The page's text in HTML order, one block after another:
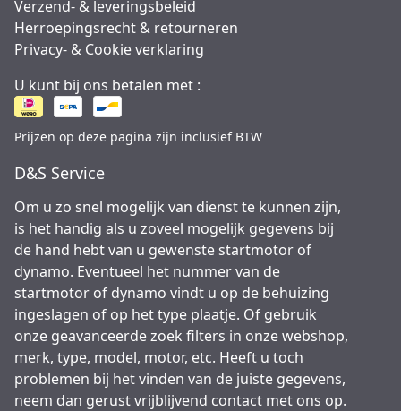
Verzend- & leveringsbeleid
Herroepingsrecht & retourneren
Privacy- & Cookie verklaring
U kunt bij ons betalen met :
Prijzen op deze pagina zijn inclusief BTW
D&S Service
Om u zo snel mogelijk van dienst te kunnen zijn,
is het handig als u zoveel mogelijk gegevens bij
de hand hebt van u gewenste startmotor of
dynamo. Eventueel het nummer van de
startmotor of dynamo vindt u op de behuizing
ingeslagen of op het type plaatje. Of gebruik
onze geavanceerde zoek filters in onze webshop,
merk, type, model, motor, etc. Heeft u toch
problemen bij het vinden van de juiste gegevens,
neem dan gerust vrijblijvend contact met ons op.